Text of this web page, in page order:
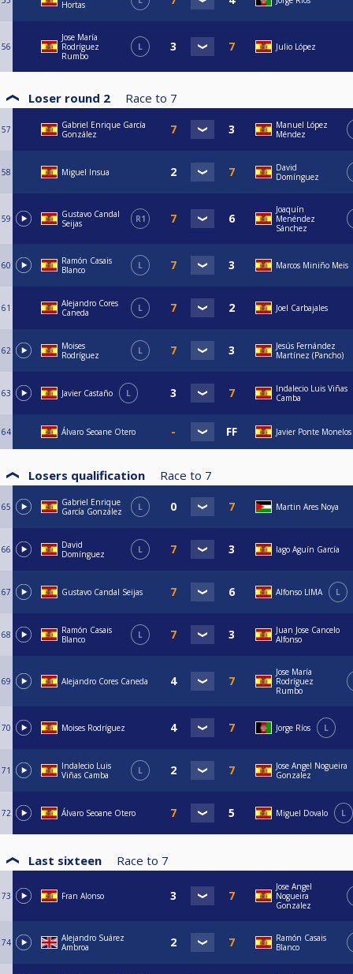
Hortas
56
Jose María
Rodríguez
Rumbo
L Julio López
Loser round 2 Race to 7
57
Gabriel Enrique García
González
Manuel López
Méndez
58 Miguel Insua
David
Domínguez
59
Gustavo Candal
Seijas
R1
Joaquín
Menéndez
Sánchez
60
Ramón Casais
Blanco
L Marcos Miniño Meis
61
Alejandro Cores
Caneda
L Joel Carbajales
62
Moises
Rodríguez
L
Jesús Fernández
Martínez (Pancho)
63 Javier Castaño L
Indalecio Luis Viñas
Camba
64 Álvaro Seoane Otero Javier Ponte Monelos
Losers qualification Race to 7
65
Gabriel Enrique
García González
L Martin Ares Noya
66
David
Domínguez
L Iago Aguín García
67 Gustavo Candal Seijas Alfonso LIMA L
68
Ramón Casais
Blanco
L
Juan Jose Cancelo
Alfonso
69 Alejandro Cores Caneda
Jose María
Rodríguez
Rumbo
70 Moises Rodríguez Jorge Ríos L
71
Indalecio Luis
Viñas Camba
L
Jose Angel Nogueira
Gonzalez
72 Álvaro Seoane Otero Miguel Dovalo L
Last sixteen Race to 7
73 Fran Alonso
Jose Angel
Nogueira
Gonzalez
74
Alejandro Suárez
Ambroa
Ramón Casais
Blanco